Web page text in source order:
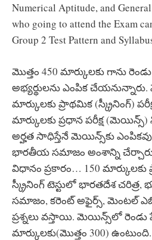
Numerical Aptitude, and
who going to attend the Exam
Group 2 Test Pattern and
మొత్తం 450 మార్కులకు గాను
అభ్యర్థులను ఎంపిక
మార్కులకు ప్రాథమిక (స్క్రీనింగ్)
మార్కులకు ప్రధాన పరీక్ష (మెయిన్స్‌)
అర్హత సాధిస్తేనే మెయిన్స్‌కు
భారతీయ సమాజం అంశాన్ని చేర్చారు.
విధానం ప్రకారం… 150 మార్కులకు
స్క్రీనింగ్ టెస్టులో భారతదేశ చరిత్ర,
సమాజం, కరెంట్ అఫైర్స్, మెంటల్
ప్రశ్నలు వస్తాయి. మెయిన్స్‌లో రెండు
మార్కులకు(మొత్తం 300)